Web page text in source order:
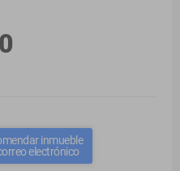
inmueble
electrónico